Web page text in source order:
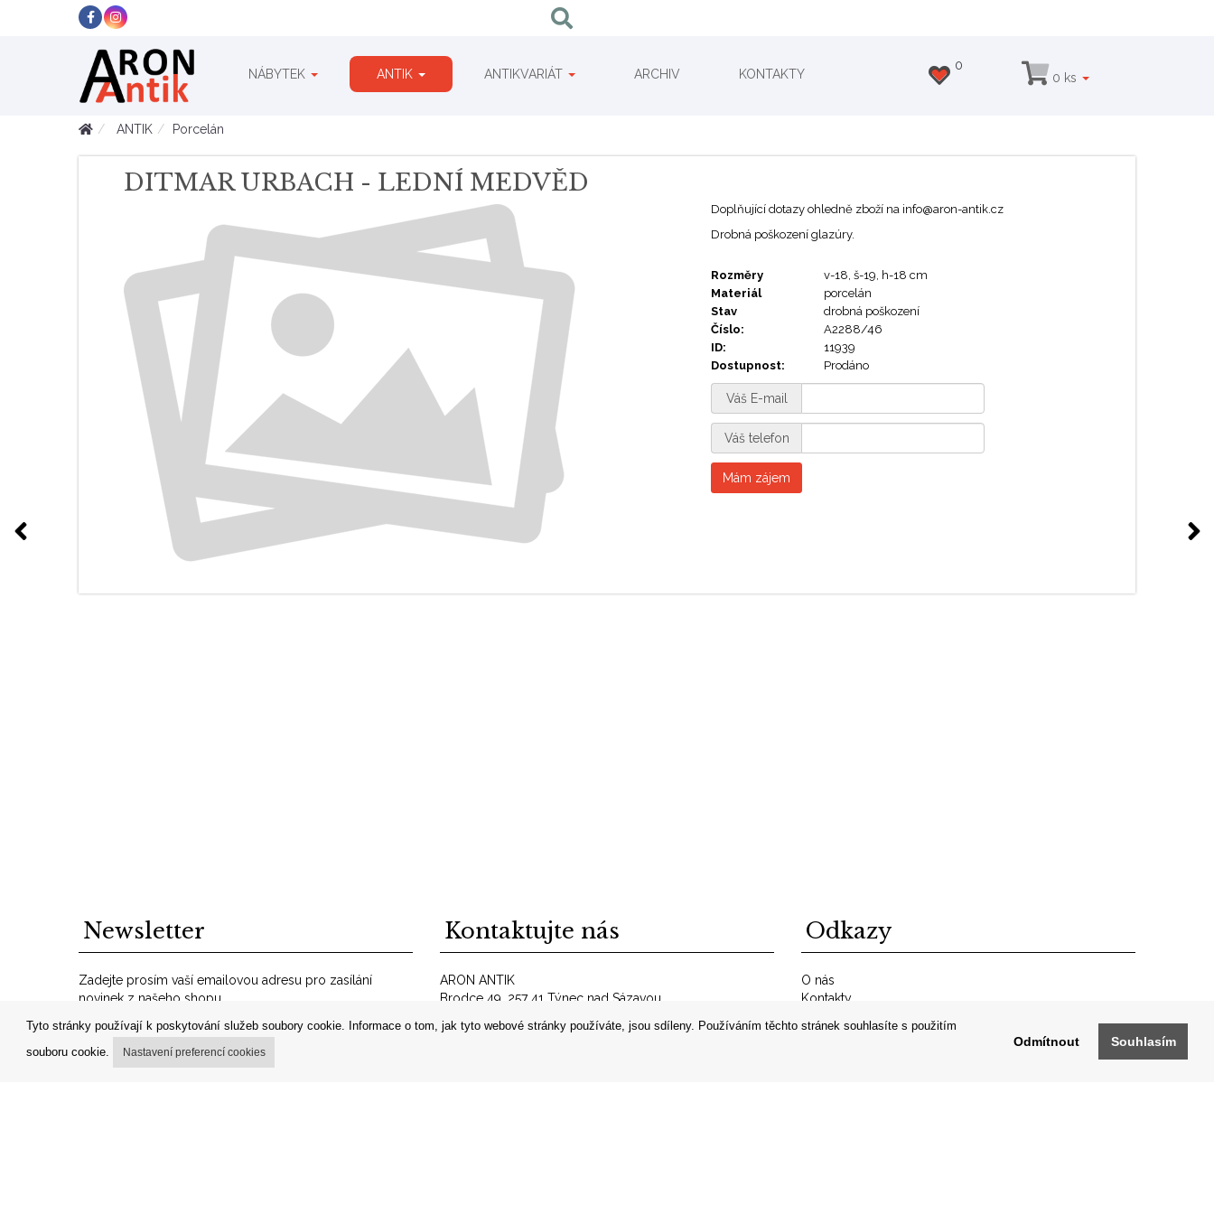
Tyto stránky používají k poskytování služeb soubory cookie. Informace o tom, jak tyto webové stránky používáte, jsou sdíleny. Používáním těchto stránek souhlasíte s použitím
souboru cookie.
Nastavení preferencí cookies
Odmítnout Souhlasím
NÁBYTEK ANTIK ANTIKVARIÁT ARCHIV KONTAKTY 0 ks
0
ANTIK Porcelán
DITMAR URBACH - LEDNÍ MEDVĚD
Doplňující dotazy ohledně zboží na info@aron-antik.cz
Drobná poškození glazúry.
Rozměry
v-18, š-19, h-18 cm
Materiál
porcelán
Stav
drobná poškození
Číslo:
A2288/46
ID:
11939
Dostupnost:
Prodáno
Váš E-mail
Váš telefon
Mám zájem
Newsletter
Zadejte prosím vaší emailovou adresu pro zasílání
novinek z našeho shopu.
VáĹˇ
OK
Kontaktujte nás
ARON ANTIK
Brodce 49, 257 41 Týnec nad Sázavou
E-mail: info@aron-antik.cz
Odkazy
O nás
Kontakty
ARCHIV